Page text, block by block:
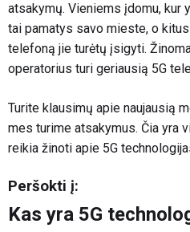
atsakymų. Vieniems įdomu, kur
tai pamatys savo mieste, o
telefoną jie turėtų įsigyti.
operatorius turi geriausią 5G
Turite klausimų apie naujausią
mes turime atsakymus. Čia yra
reikia žinoti apie 5G
Peršokti į:
Kas yra 5G